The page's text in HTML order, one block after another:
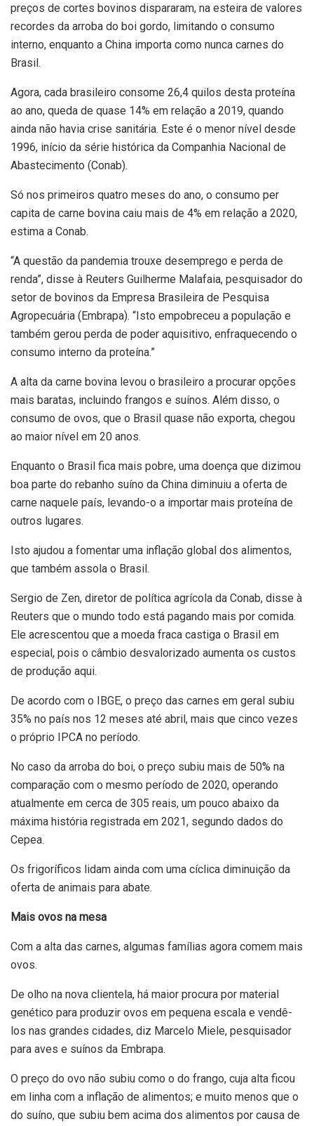
preços de cortes bovinos dispararam, na esteira de valores
recordes da arroba do boi gordo, limitando o consumo
interno, enquanto a China importa como nunca carnes do
Brasil.
Agora, cada brasileiro consome 26,4 quilos desta proteína
ao ano, queda de quase 14% em relação a 2019, quando
ainda não havia crise sanitária. Este é o menor nível desde
1996, início da série histórica da Companhia Nacional de
Abastecimento (Conab).
Só nos primeiros quatro meses do ano, o consumo per
capita de carne bovina caiu mais de 4% em relação a 2020,
estima a Conab.
“A questão da pandemia trouxe desemprego e perda de
renda”, disse à Reuters Guilherme Malafaia, pesquisador do
setor de bovinos da Empresa Brasileira de Pesquisa
Agropecuária (Embrapa). “Isto empobreceu a população e
também gerou perda de poder aquisitivo, enfraquecendo o
consumo interno da proteína.”
A alta da carne bovina levou o brasileiro a procurar opções
mais baratas, incluindo frangos e suínos. Além disso, o
consumo de ovos, que o Brasil quase não exporta, chegou
ao maior nível em 20 anos.
Enquanto o Brasil fica mais pobre, uma doença que dizimou
boa parte do rebanho suíno da China diminuiu a oferta de
carne naquele país, levando-o a importar mais proteína de
outros lugares.
Isto ajudou a fomentar uma inflação global dos alimentos,
que também assola o Brasil.
Sergio de Zen, diretor de política agrícola da Conab, disse à
Reuters que o mundo todo está pagando mais por comida.
Ele acrescentou que a moeda fraca castiga o Brasil em
especial, pois o câmbio desvalorizado aumenta os custos
de produção aqui.
De acordo com o IBGE, o preço das carnes em geral subiu
35% no país nos 12 meses até abril, mais que cinco vezes
o próprio IPCA no período.
No caso da arroba do boi, o preço subiu mais de 50% na
comparação com o mesmo período de 2020, operando
atualmente em cerca de 305 reais, um pouco abaixo da
máxima história registrada em 2021, segundo dados do
Cepea.
Os frigoríficos lidam ainda com uma cíclica diminuição da
oferta de animais para abate.
Mais ovos na mesa
Com a alta das carnes, algumas famílias agora comem mais
ovos.
De olho na nova clientela, há maior procura por material
genético para produzir ovos em pequena escala e vendê-
los nas grandes cidades, diz Marcelo Miele, pesquisador
para aves e suínos da Embrapa.
O preço do ovo não subiu como o do frango, cuja alta ficou
em linha com a inflação de alimentos; e muito menos que o
do suíno, que subiu bem acima dos alimentos por causa de